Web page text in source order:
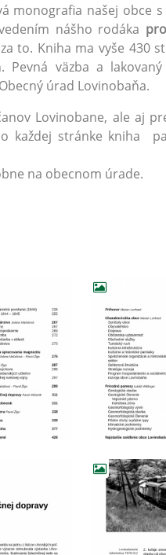
monografia našej obce s
nášho rodáka
to. Kniha ma vyše 430
väzba a
úrad Lovinobaňa.
Lovinobane, ale aj
každej stránke kniha
na obecnom úrade.